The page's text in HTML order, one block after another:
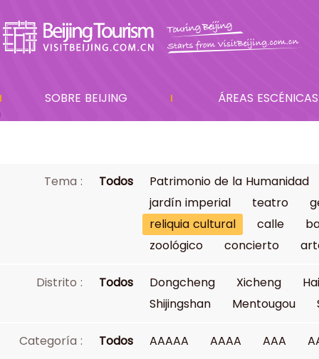
SOBRE BEIJING ÁREAS ESCÉNICAS
Tema : Todos
Patrimonio de la Humanidad
jardín imperial
teatro
reliquia cultural
calle
zoológico
concierto
Distrito : Todos Dongcheng Xicheng
Shijingshan
Mentougou
Categoría : Todos AAAAA AAAA AAA